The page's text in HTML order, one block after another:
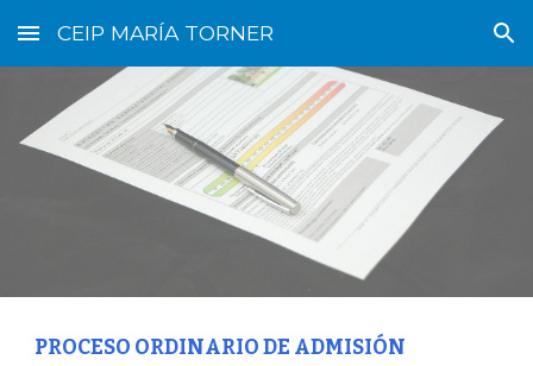
Skip to main content Skip to navigation
CEIP MARÍA TORNER
PROCESO ORDINARIO DE ADMISIÓN